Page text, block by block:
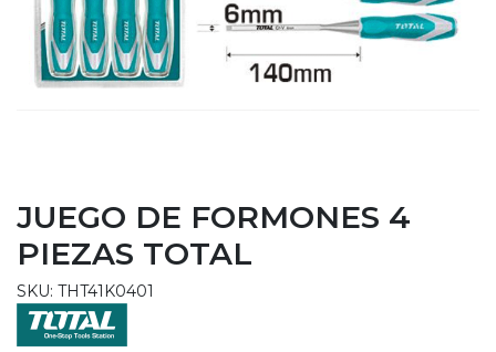
JUEGO DE FORMONES 4
PIEZAS TOTAL
SKU: THT41K0401